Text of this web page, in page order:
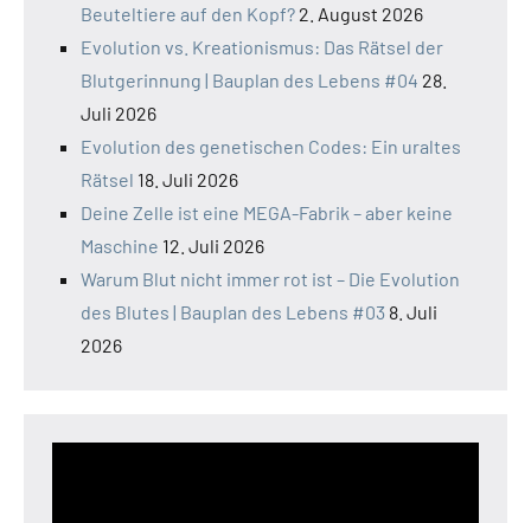
Beuteltiere auf den Kopf? 2. August 2026
Evolution vs. Kreationismus: Das Rätsel der
Blutgerinnung | Bauplan des Lebens #04 28.
Juli 2026
Evolution des genetischen Codes: Ein uraltes
Rätsel 18. Juli 2026
Deine Zelle ist eine MEGA-Fabrik – aber keine
Maschine 12. Juli 2026
Warum Blut nicht immer rot ist – Die Evolution
des Blutes | Bauplan des Lebens #03 8. Juli
2026